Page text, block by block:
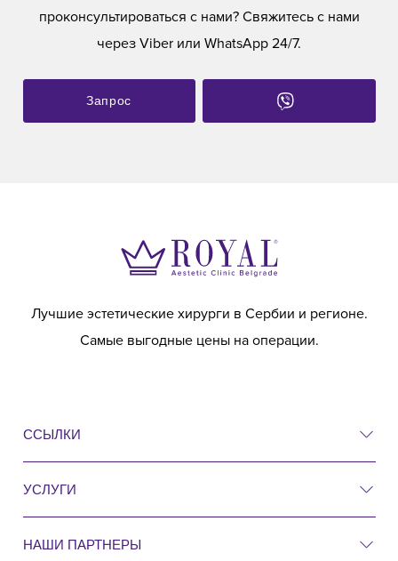
проконсультироваться с нами? Свяжитесь с нами
через Viber или WhatsApp 24/7.
Запрос
Лучшие эстетические хирурги в Сербии и регионе.
Самые выгодные цены на операции.
ССЫЛКИ
Цены
УСЛУГИ
Пластическая хирургия
НАШИ ПАРТНЕРЫ